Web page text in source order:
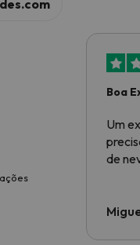
Boa
Um
de